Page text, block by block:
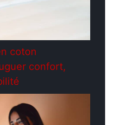
coton
confort,